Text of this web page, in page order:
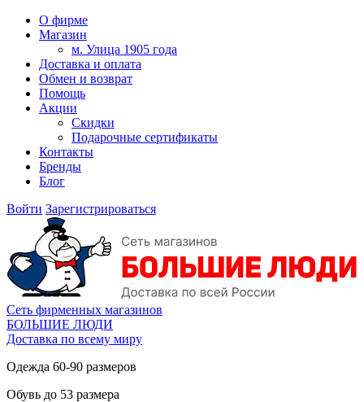
О фирме
Магазин
м. Улица 1905 года
Доставка и оплата
Обмен и возврат
Помощь
Акции
Скидки
Подарочные сертификаты
Контакты
Бренды
Блог
Войти Зарегистрироваться
Сеть фирменных магазинов
БОЛЬШИЕ ЛЮДИ
Доставка по всему миру
Одежда 60-90 размеров
Обувь до 53 размера